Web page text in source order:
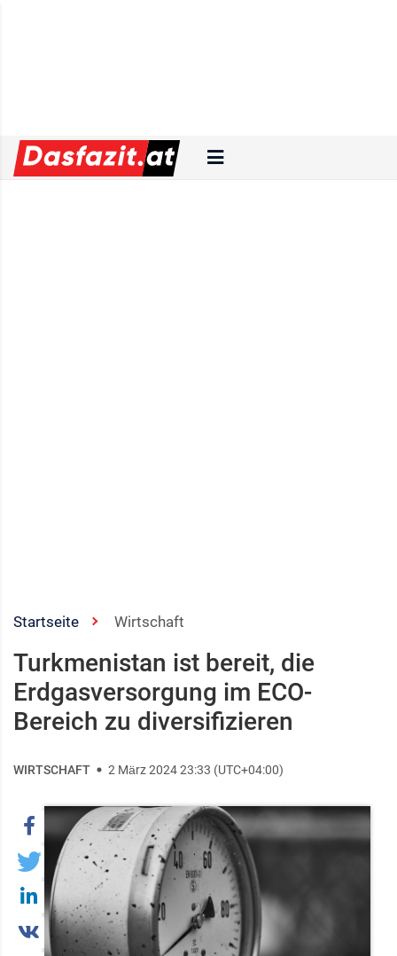
Startseite Wirtschaft
Turkmenistan ist bereit, die
Erdgasversorgung im ECO-
Bereich zu diversifizieren
WIRTSCHAFT 2 März 2024 23:33 (UTC+04:00)